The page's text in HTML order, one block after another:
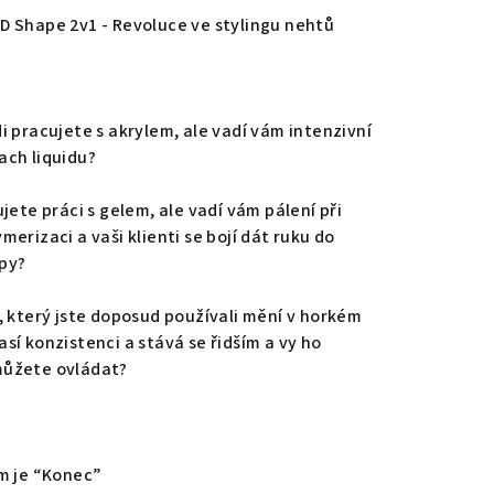
Shape 2v1 - Revoluce ve stylingu nehtů
pracujete s akrylem, ale vadí vám intenzivní
liquidu?
práci s gelem, ale vadí vám pálení při
a vaši klienti se bojí dát ruku do
který jste doposud používali mění v horkém
konzistenci a stává se řidším a vy ho
ovládat?
je “Konec”